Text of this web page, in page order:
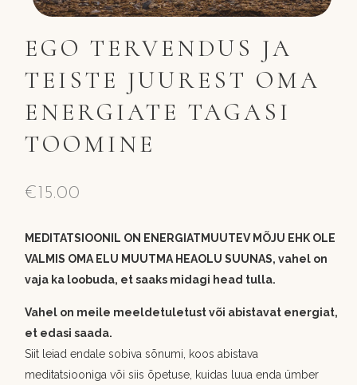
EGO TERVENDUS JA
TEISTE JUUREST OMA
ENERGIATE TAGASI
TOOMINE
€ 15.00
MEDITATSIOONIL ON ENERGIATMUUTEV MÕJU EHK OLE
VALMIS OMA ELU MUUTMA HEAOLU SUUNAS, vahel on
vaja ka loobuda, et saaks midagi head tulla.
Vahel on meile meeldetuletust või abistavat energiat,
et edasi saada.
Siit leiad endale sobiva sõnumi, koos abistava
meditatsiooniga või siis õpetuse, kuidas luua enda ümber